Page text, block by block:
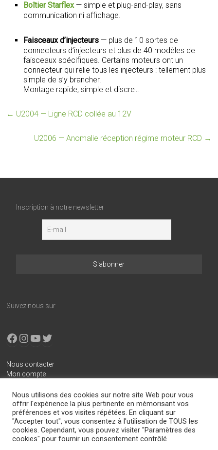
Boîtier Starflex— simple et plug-and-play, sans
communication ni affichage.
Faisceaux d’injecteurs — plus de 10 sortes de
connecteurs d’injecteurs et plus de 40 modèles de
faisceaux spécifiques. Certains moteurs ont un
connecteur qui relie tous les injecteurs : tellement plus
simple de s’y brancher.
Montage rapide, simple et discret.
← U2004 — Ligne RCD collée au 12V
U2006 — Anomalie réception régime moteur RCD →
Inscription à notre newsletter
Suivez nous sur
Facebook
Instagram
YouTube
X
Nous contacter
Mon compte
Conditions générales de vente
Mentions légales
Politique de confidentialité
Nous utilisons des cookies sur notre site Web pour vous
offrir l'expérience la plus pertinente en mémorisant vos
préférences et vos visites répétées. En cliquant sur
"Accepter tout", vous consentez à l'utilisation de TOUS les
cookies. Cependant, vous pouvez visiter "Paramètres des
cookies" pour fournir un consentement contrôlé